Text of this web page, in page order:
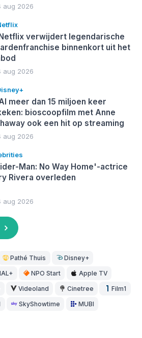
aug 2026
verwijdert legendarische
binnenkort uit het
aug 2026
meer dan 15 miljoen keer
bioscoopfilm met Anne
ook een hit op streaming
aug 2026
Man: No Way Home'-actrice
Rivera overleden
aug 2026
Pathé Thuis Disney+
NPO Start Apple TV
Videoland Cinetree Film1
SkyShowtime MUBI